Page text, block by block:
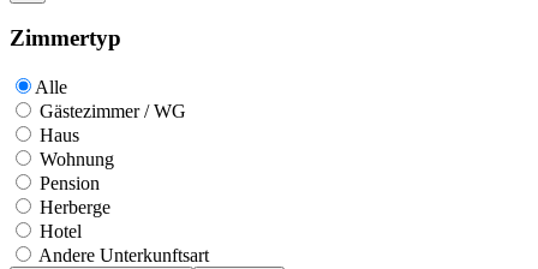
Zimmertyp
Alle
Gästezimmer / WG
Haus
Wohnung
Pension
Herberge
Hotel
Andere Unterkunftsart